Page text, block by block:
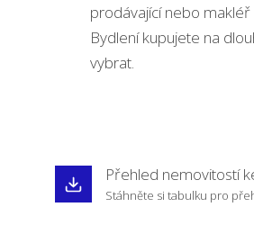
prodávající nebo
Bydlení kupujete na
vybrat.
Přehled nemovitostí
Stáhněte si tabulku pro